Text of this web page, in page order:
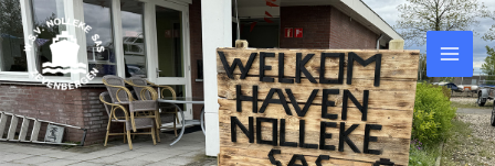
Ga
naar
de
inhoud